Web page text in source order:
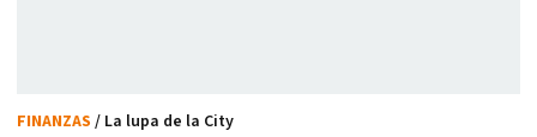
FINANZAS / La lupa de la City